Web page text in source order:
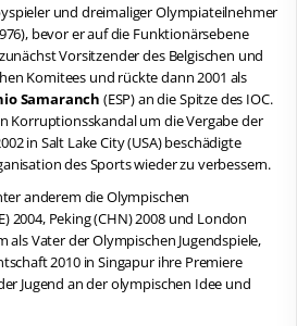
und dreimaliger Olympiateilnehmer
bevor er auf die Funktionärsebene
Vorsitzender des Belgischen und
Komitees und rückte dann 2001 als
Samaranch (ESP) an die Spitze des IOC.
Korruptionsskandal um die Vergabe der
in Salt Lake City (USA) beschädigte
des Sports wieder zu verbessern.
anderem die Olympischen
2004, Peking (CHN) 2008 und London
als Vater der Olympischen Jugendspiele,
2010 in Singapur ihre Premiere
Jugend an der olympischen Idee und